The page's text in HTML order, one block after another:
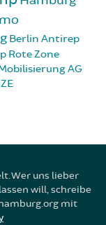
Berlin Antirep
Rote Zone
AG
Wer uns lieber
will, schreibe
mit